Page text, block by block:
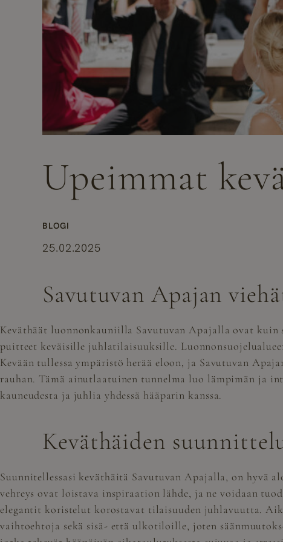
Upeimmat
BLOGI
25.02.2025
Savutuvan Apajan
Keväthäät luonnonkauniilla Savutuvan Apajalla ovat kuin
puitteet keväisille juhlatilaisuuksille.
Kevään tullessa ympäristö herää eloon, ja Savutuvan
rauhan. Tämä ainutlaatuinen tunnelma luo lämpimän ja
kauneudesta ja juhlia yhdessä hääparin kanssa.
Keväthäiden
Suunnitellessasi keväthäitä Savutuvan Apajalla, on hyvä
vehreys ovat loistava inspiraation lähde, ja ne voidaan
elegantit koristelut korostavat tilaisuuden juhlavuutta.
vaihtoehtoja sekä sisä- että ulkotiloille, joten